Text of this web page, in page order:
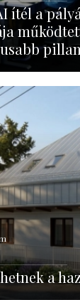
ítél a
a